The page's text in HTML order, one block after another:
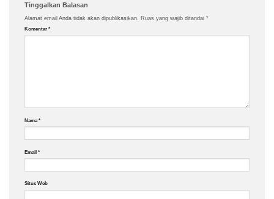
Tinggalkan Balasan
Alamat email Anda tidak akan dipublikasikan. Ruas yang wajib ditandai *
Komentar *
Nama *
Email *
Situs Web